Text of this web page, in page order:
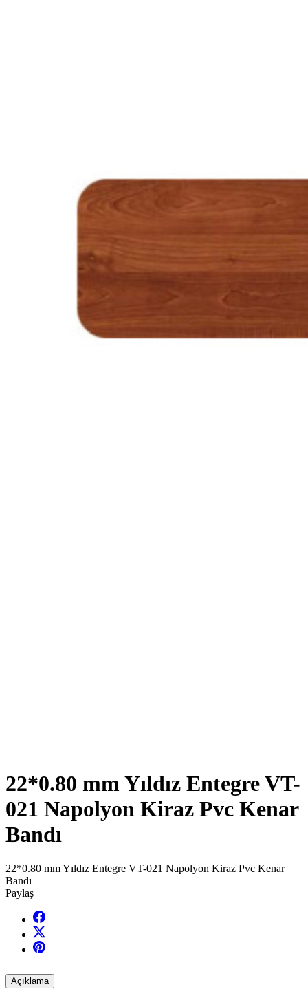
22*0.80 mm Yıldız Entegre VT-
021 Napolyon Kiraz Pvc Kenar
Bandı
22*0.80 mm Yıldız Entegre VT-021 Napolyon Kiraz Pvc Kenar
Bandı
Paylaş
Açıklama